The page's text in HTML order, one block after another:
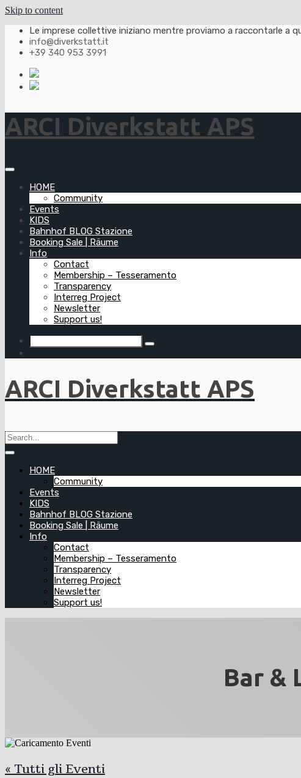
Skip to content
Le imprese collettive iniziano mentre proviamo a raccontarle a
info@diverkstatt.it
+39 340 953 3991
ARCI Diverkstatt APS
HOME
Community
Events
KIDS
Bahnhof BLOG Stazione
Booking Sale | Räume
Info
Contact
Membership – Tesseramento
Transparency
Interreg Project
Newsletter
Support us!
ARCI Diverkstatt APS
HOME
Community
Events
KIDS
Bahnhof BLOG Stazione
Booking Sale | Räume
Info
Contact
Membership – Tesseramento
Transparency
Interreg Project
Newsletter
Support us!
Bar &
« Tutti gli Eventi